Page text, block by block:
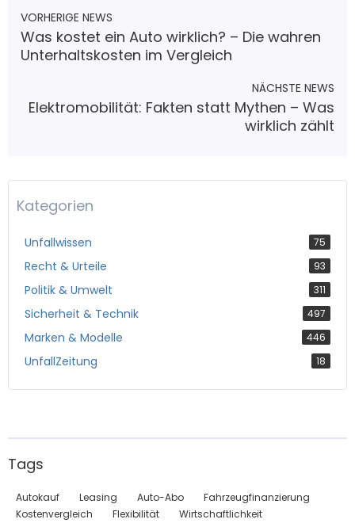
VORHERIGE NEWS
Was kostet ein Auto wirklich? – Die wahren
Unterhaltskosten im Vergleich
NÄCHSTE NEWS
Elektromobilität: Fakten statt Mythen – Was
wirklich zählt
Kategorien
Unfallwissen 75
Recht & Urteile 93
Politik & Umwelt 311
Sicherheit & Technik 497
Marken & Modelle 446
UnfallZeitung 18
Tags
Autokauf Leasing Auto-Abo
Fahrzeugfinanzierung
Kostenvergleich
Flexibilität
Wirtschaftlichkeit